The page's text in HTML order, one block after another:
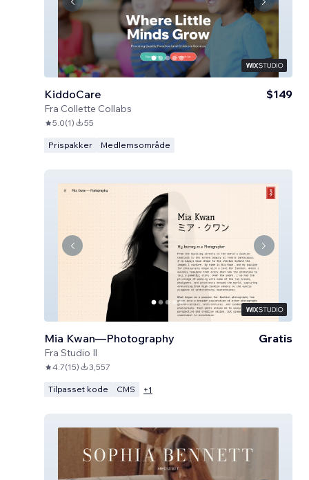
KiddoCare
Fra Collette Collabs
$149
5.0(1) 55
Prispakker Medlemsområde
Mia Kwan—Photography
Fra Studio Il
Gratis
4.7(15) 3,557
Tilpasset kode CMS +1